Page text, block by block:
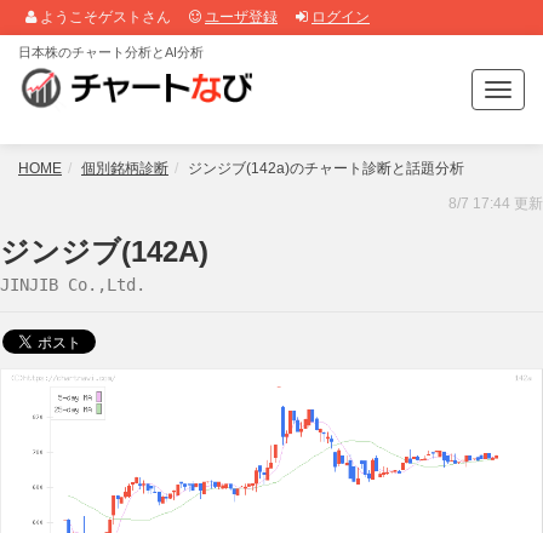
ようこそゲストさん ユーザ登録 ログイン
T
o
g
e
n
日本株のチャート分析とAI分析
HOME 個別銘柄診断 ジンジブ(142a)のチャート診断と話題分析
8/7 17:44 更新
ジンジブ(142A)
JINJIB Co.,Ltd.